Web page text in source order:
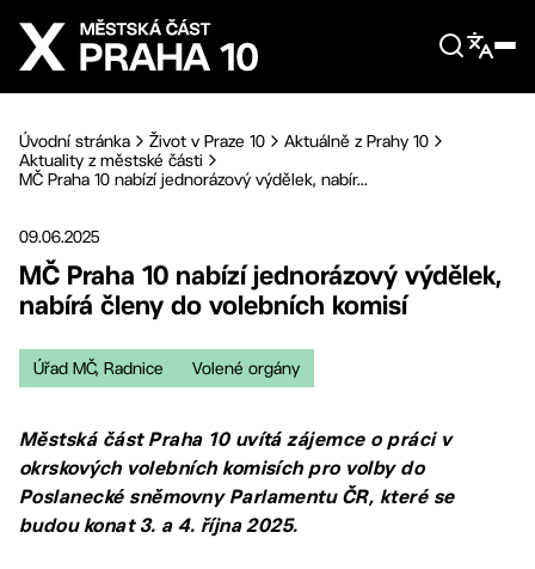
Přejít na hlavní obsah
Úvodní stránka Život v Praze 10
Aktuálně z Prahy 10
Aktuality z městské části
MČ Praha 10 nabízí jednorázový výdělek, nabír...
09.06.2025
MČ Praha 10 nabízí jednorázový výdělek,
nabírá členy do volebních komisí
Úřad MČ, Radnice Volené orgány
Městská část Praha 10 uvítá zájemce o práci v
okrskových volebních komisích pro volby do
Poslanecké sněmovny Parlamentu ČR, které se
budou konat 3. a 4. října 2025.